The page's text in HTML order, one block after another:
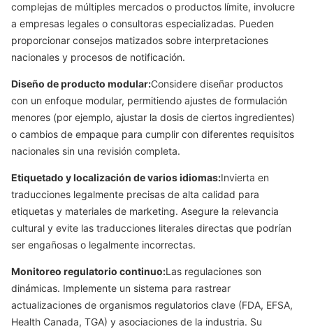
complejas de múltiples mercados o productos límite, involucre
a empresas legales o consultoras especializadas. Pueden
proporcionar consejos matizados sobre interpretaciones
nacionales y procesos de notificación.
Diseño de producto modular:Considere diseñar productos
con un enfoque modular, permitiendo ajustes de formulación
menores (por ejemplo, ajustar la dosis de ciertos ingredientes)
o cambios de empaque para cumplir con diferentes requisitos
nacionales sin una revisión completa.
Etiquetado y localización de varios idiomas:Invierta en
traducciones legalmente precisas de alta calidad para
etiquetas y materiales de marketing. Asegure la relevancia
cultural y evite las traducciones literales directas que podrían
ser engañosas o legalmente incorrectas.
Monitoreo regulatorio continuo:Las regulaciones son
dinámicas. Implemente un sistema para rastrear
actualizaciones de organismos regulatorios clave (FDA, EFSA,
Health Canada, TGA) y asociaciones de la industria. Su